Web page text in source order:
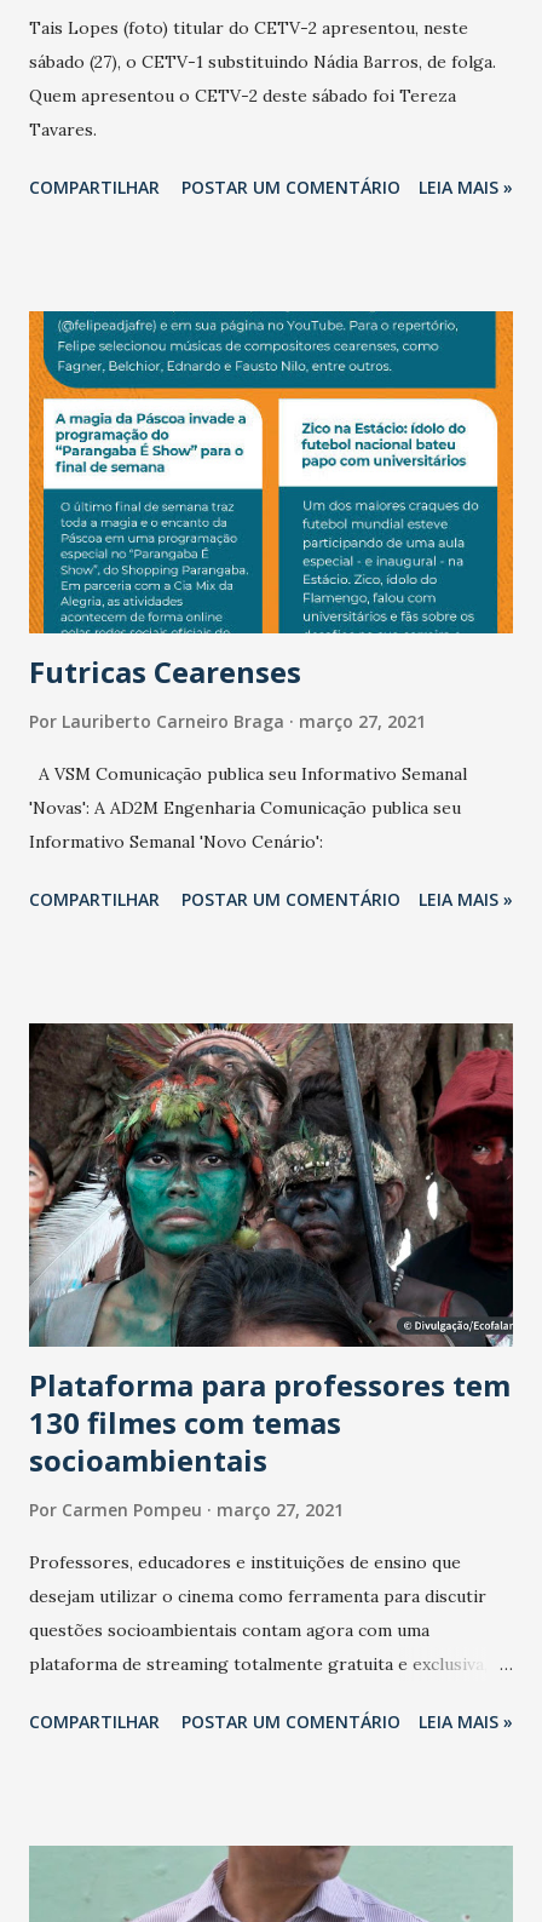
Tais Lopes (foto) titular do CETV-2 apresentou, neste
sábado (27), o CETV-1 substituindo Nádia Barros, de folga.
Quem apresentou o CETV-2 deste sábado foi Tereza
Tavares.
COMPARTILHAR POSTAR UM COMENTÁRIO LEIA MAIS »
Futricas Cearenses
Por Lauriberto Carneiro Braga março 27, 2021
A VSM Comunicação publica seu Informativo Semanal
'Novas': A AD2M Engenharia Comunicação publica seu
Informativo Semanal 'Novo Cenário':
COMPARTILHAR POSTAR UM COMENTÁRIO LEIA MAIS »
Plataforma para professores tem
130 filmes com temas
socioambientais
Por Carmen Pompeu março 27, 2021
Professores, educadores e instituições de ensino que
desejam utilizar o cinema como ferramenta para discutir
questões socioambientais contam agora com uma
plataforma de streaming totalmente gratuita e exclusiva,
brasileiros e estrangeiros que abordam assuntos como
Cinema, evento com filmes de temática socioambiental que
acontece anualmente desde 2012. Entre os filmes
COMPARTILHAR POSTAR UM COMENTÁRIO LEIA MAIS »